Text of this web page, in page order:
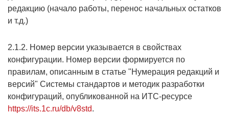
редакцию (начало работы, перенос начальных остатков
и т.д.)
2.1.2. Номер версии указывается в свойствах
конфигурации. Номер версии формируется по
правилам, описанным в статье "Нумерация редакций и
версий" Системы стандартов и методик разработки
конфигураций, опубликованной на ИТС-ресурсе
https://its.1c.ru/db/v8std.